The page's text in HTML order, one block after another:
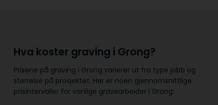
Hva koster graving i Grong?
Prisene på graving i Grong varierer ut fra type jobb og
størrelse på prosjektet. Her er noen gjennomsnittlige
prisintervaller for vanlige gravearbeider i Grong: